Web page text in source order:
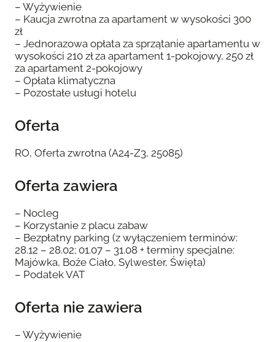
– Wyżywienie
– Kaucja zwrotna za apartament w wysokości 300
zł
– Jednorazowa opłata za sprzątanie apartamentu w
wysokości 210 zł za apartament 1-pokojowy, 250 zł
za apartament 2-pokojowy
– Opłata klimatyczna
– Pozostałe usługi hotelu
Oferta
RO, Oferta zwrotna (A24-Z3, 25085)
Oferta zawiera
– Nocleg
– Korzystanie z placu zabaw
– Bezpłatny parking (z wyłączeniem terminów:
28.12 – 28.02; 01.07 – 31.08 + terminy specjalne:
Majówka, Boże Ciało, Sylwester, Święta)
– Podatek VAT
Oferta nie zawiera
– Wyżywienie